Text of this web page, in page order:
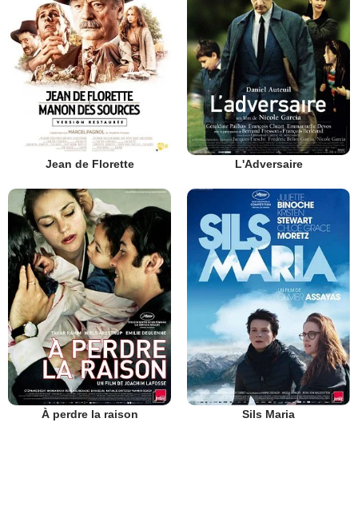
Jean de Florette L'Adversaire
À perdre la raison Sils Maria